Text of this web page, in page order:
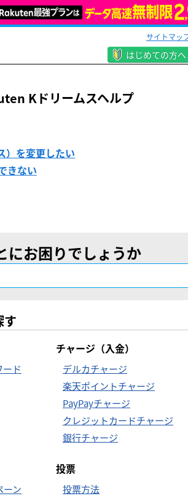
サイトマッ
はじめての方へ
Kドリームスヘルプ
）を変更したい
きない
にお困りでしょうか
す
ド
チャージ（入金）
デルカチャージ
楽天ポイントチャージ
PayPayチャージ
クレジットカードチャージ
銀行チャージ
ーン
投票
投票方法